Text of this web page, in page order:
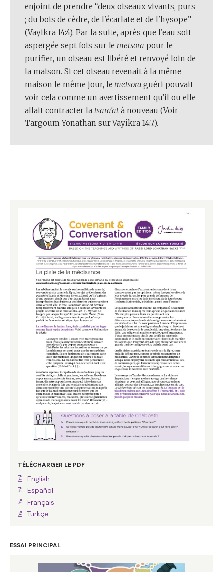
TÉLÉCHARGER LE PDF
English
Español
Français
Türkçe
ESSAI PRINCIPAL
enjoint de prendre “deux oiseaux vivants, purs
; du bois de cèdre, de l'écarlate et de l'hysope”
(Vayikra 14:4). Par la suite, après que l’eau soit
aspergée sept fois sur le metsora pour le
purifier, un oiseau est libéré et renvoyé loin de
la maison. Si cet oiseau revenait à la même
maison le même jour, le metsora guéri pouvait
voir cela comme un avertissement qu’il ou elle
allait contracter la tsara’at à nouveau (Voir
Targoum Yonathan sur Vayikra 14:7.).